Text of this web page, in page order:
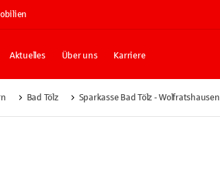
Aktuelles Über uns Karriere
Bad Tölz Sparkasse Bad Tölz -